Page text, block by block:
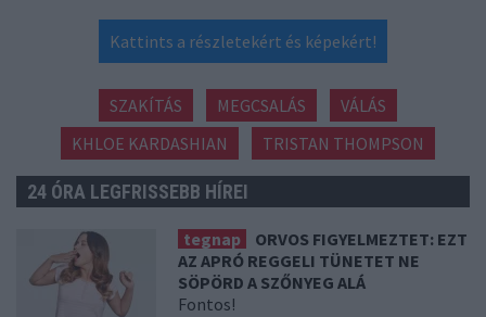
Kattints a részletekért és képekért!
SZAKÍTÁS MEGCSALÁS
VÁLÁS
KHLOE KARDASHIAN
TRISTAN THOMPSON
24 ÓRA LEGFRISSEBB HÍREI
tegnap
ORVOS FIGYELMEZTET: EZT
AZ APRÓ REGGELI TÜNETET NE
SÖPÖRD A SZŐNYEG ALÁ
Fontos!